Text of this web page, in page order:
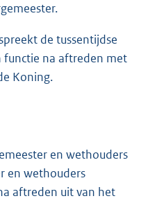
de tussentijdse
functie na aftreden met
Koning.
en wethouders
en wethouders
aftreden uit van het